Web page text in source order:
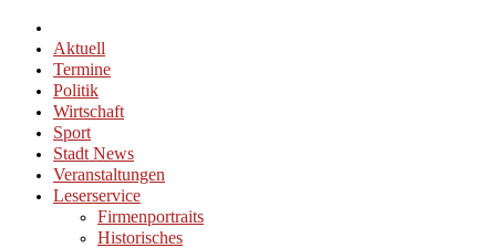
Aktuell
Termine
Politik
Wirtschaft
Sport
Stadt News
Veranstaltungen
Leserservice
Firmenportraits
Historisches